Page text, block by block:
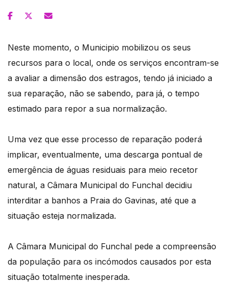
Neste momento, o Municipio mobilizou os seus
recursos para o local, onde os serviços encontram-se
a avaliar a dimensão dos estragos, tendo já iniciado a
sua reparação, não se sabendo, para já, o tempo
estimado para repor a sua normalização.
Uma vez que esse processo de reparação poderá
implicar, eventualmente, uma descarga pontual de
emergência de águas residuais para meio recetor
natural, a Câmara Municipal do Funchal decidiu
interditar a banhos a Praia do Gavinas, até que a
situação esteja normalizada.
A Câmara Municipal do Funchal pede a compreensão
da população para os incómodos causados por esta
situação totalmente inesperada.